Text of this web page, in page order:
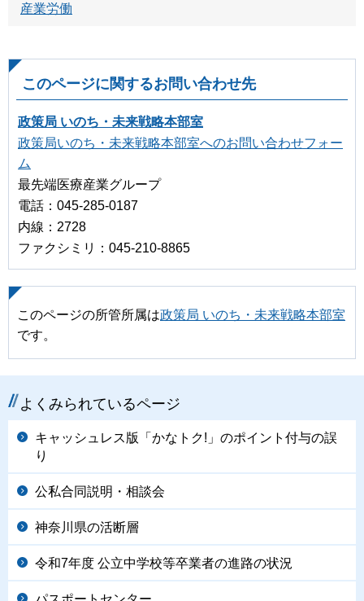
産業労働
このページに関するお問い合わせ先
政策局 いのち・未来戦略本部室
政策局いのち・未来戦略本部室へのお問い合わせフォー
ム
最先端医療産業グループ
電話：045-285-0187
内線：2728
ファクシミリ：045-210-8865
このページの所管所属は政策局 いのち・未来戦略本部室
です。
よくみられているページ
キャッシュレス版「かなトク!」のポイント付与の誤
り
公私合同説明・相談会
神奈川県の活断層
令和7年度 公立中学校等卒業者の進路の状況